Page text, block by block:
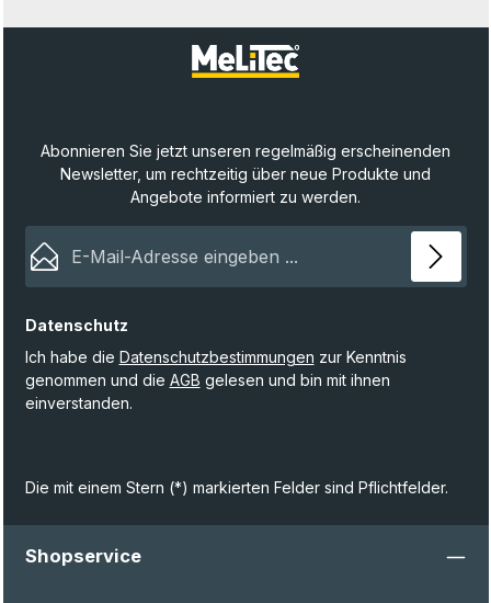
Abonnieren Sie jetzt unseren regelmäßig erscheinenden
Newsletter, um rechtzeitig über neue Produkte und
Angebote informiert zu werden.
Datenschutz
Ich habe die Datenschutzbestimmungen zur Kenntnis
genommen und die AGB gelesen und bin mit ihnen
einverstanden.
Die mit einem Stern (*) markierten Felder sind Pflichtfelder.
Shopservice